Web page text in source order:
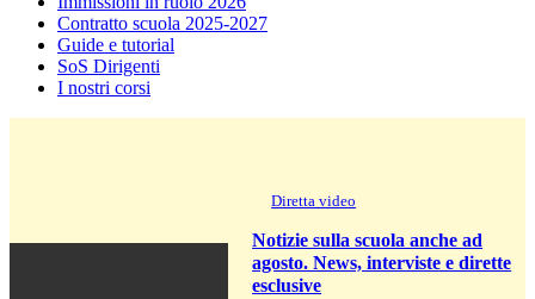
Contratto scuola 2025-2027
Guide e tutorial
SoS Dirigenti
I nostri corsi
Diretta video
Notizie sulla scuola anche ad
agosto. News, interviste e dirette
esclusive